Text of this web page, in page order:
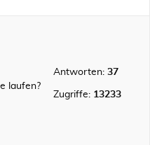
laufen?
Antworten: 37
Zugriffe: 13233